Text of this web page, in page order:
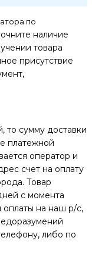
по
наличие
товара
присутствие
то сумму доставки
платежной
оператор и
счет на оплату
Товар
с момента
оплаты на наш р/с,
либо по